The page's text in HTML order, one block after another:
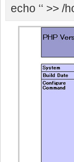
echo ‘‘ >> /